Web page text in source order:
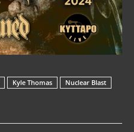
Kyle Thomas
Nuclear Blast